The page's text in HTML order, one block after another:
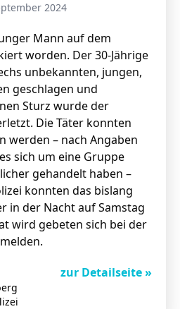
2024
Mann auf dem
worden. Der 30-Jährige
unbekannten, jungen,
geschlagen und
Sturz wurde der
Die Täter konnten
werden – nach Angaben
sich um eine Gruppe
gehandelt haben –
konnten das bislang
in der Nacht auf Samstag
wird gebeten sich bei der
zur Detailseite »